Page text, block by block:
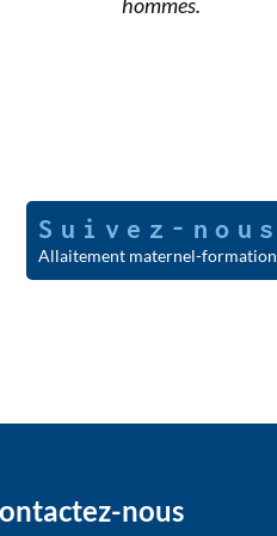
Suivez-nous
Allaitement maternel-formation
nous